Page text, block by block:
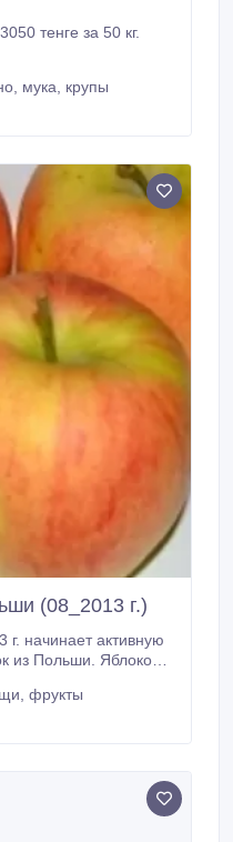
тенге за 50 кг.
мука, крупы
(08_2013 г.)
г. начинает активную
Яблоко
в России г.
фрукты